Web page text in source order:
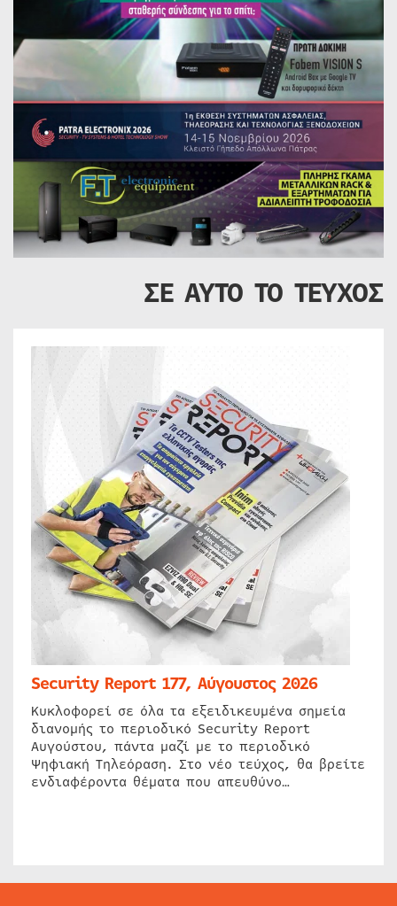
ΣΕ ΑΥΤΟ ΤΟ ΤΕΥΧΟΣ
Security Report 177, Αύγουστος 2026
Κυκλοφορεί σε όλα τα εξειδικευμένα σημεία
διανομής το περιοδικό Security Report
Αυγούστου, πάντα μαζί με το περιοδικό
Ψηφιακή Τηλεόραση. Στο νέο τεύχος, θα βρείτε
ενδιαφέροντα θέματα που απευθύνο…